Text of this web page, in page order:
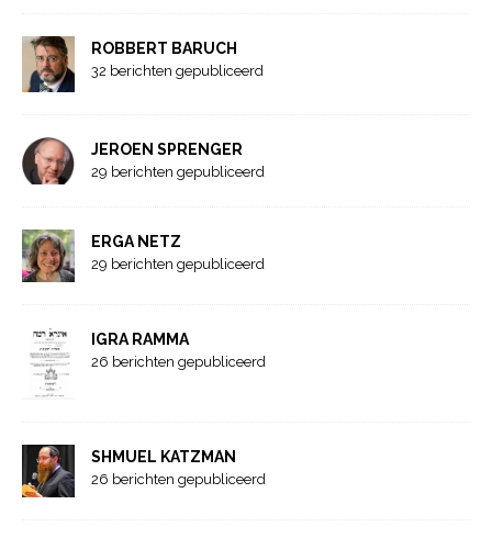
ROBBERT BARUCH
32 berichten gepubliceerd
JEROEN SPRENGER
29 berichten gepubliceerd
ERGA NETZ
29 berichten gepubliceerd
IGRA RAMMA
26 berichten gepubliceerd
SHMUEL KATZMAN
26 berichten gepubliceerd